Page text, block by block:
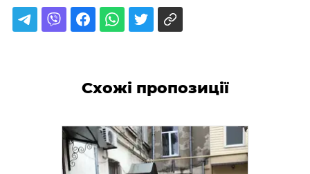
Схожі пропозиції